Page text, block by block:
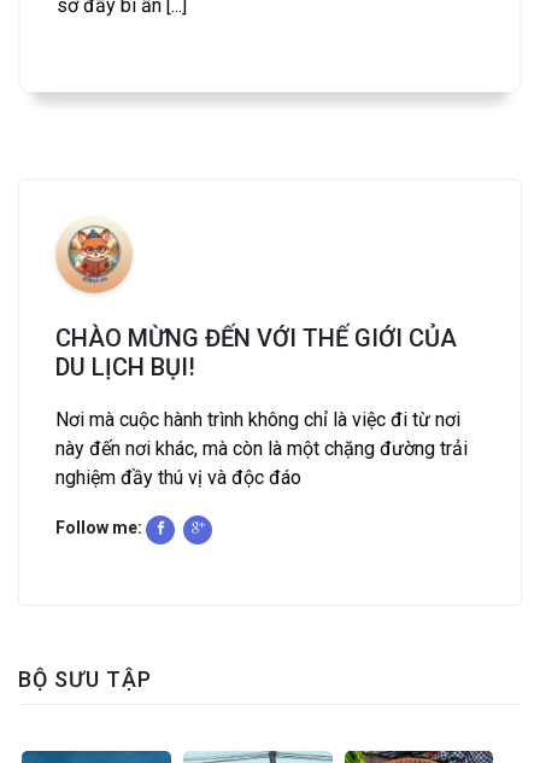
sơ đầy bí ẩn [...]
CHÀO MỪNG ĐẾN VỚI THẾ GIỚI CỦA
DU LỊCH BỤI!
Nơi mà cuộc hành trình không chỉ là việc đi từ nơi
này đến nơi khác, mà còn là một chặng đường trải
nghiệm đầy thú vị và độc đáo
Follow me:
BỘ SƯU TẬP